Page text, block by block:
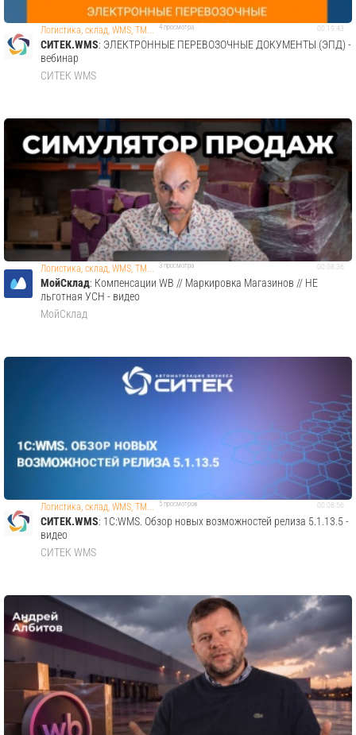
00:19:43
Логистика, склад, WMS, TM... 4 просмотра
СИТЕК.WMS: ЭЛЕКТРОННЫЕ ПЕРЕВОЗОЧНЫЕ ДОКУМЕНТЫ (ЭПД) -
вебинар
СИТЕК WMS
00:08:36
Логистика, склад, WMS, TM... 3 просмотра
МойСклад: Компенсации WB // Маркировка Магазинов // НЕ
льготная УСН - видео
МойСклад
00:08:56
Логистика, склад, WMS, TM... 5 просмотров
СИТЕК.WMS: 1С:WMS. Обзор новых возможностей релиза 5.1.13.5 -
видео
СИТЕК WMS